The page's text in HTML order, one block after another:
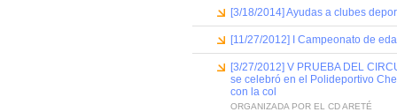
[3/18/2014] Ayudas a clubes
[11/27/2012] I Campeonato de
[3/27/2012] V PRUEBA DEL
se celebró en el Polideportivo
con la col
ORGANIZADA POR EL CD ARETÉ